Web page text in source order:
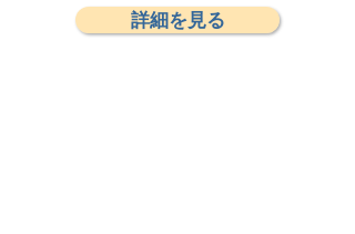
詳細を見る